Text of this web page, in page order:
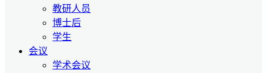
教研人员
博士后
学生
会议
学术会议